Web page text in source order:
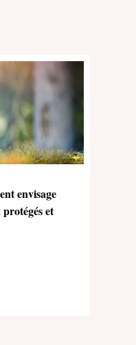
envisage
et